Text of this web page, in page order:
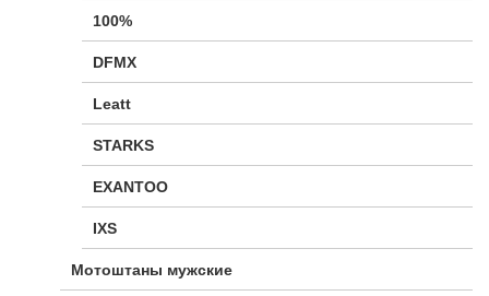
100%
DFMX
Leatt
STARKS
EXANTOO
IXS
Мотоштаны мужские